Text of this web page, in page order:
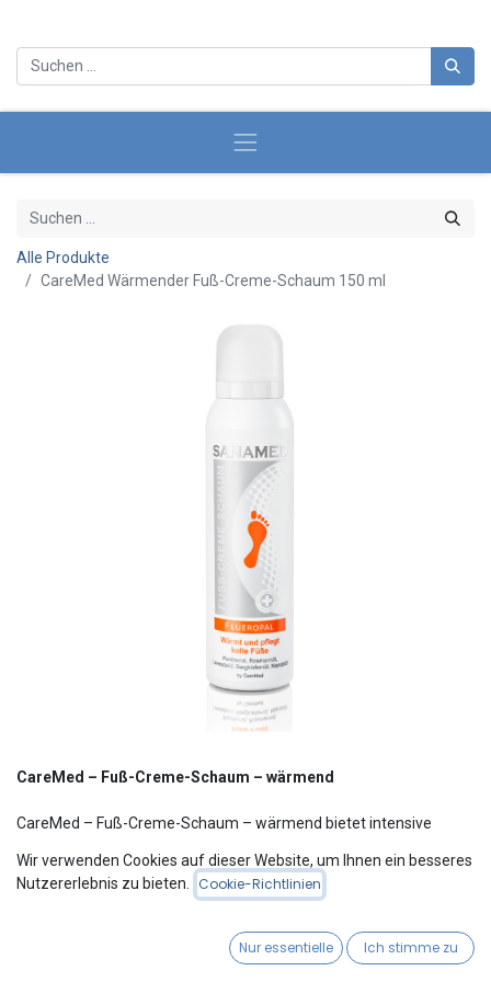
Alle Produkte
CareMed Wärmender Fuß-Creme-Schaum 150 ml
CareMed – Fuß-Creme-Schaum – wärmend
CareMed – Fuß-Creme-Schaum – wärmend bietet intensive
Die spezielle Formel aktiviert die Durchblutung und sorgt für ein
wohltuendes Wärmegefühl, das langanhaltend wirkt.
Haut mit hochwertigen Wirkstoffen.
Ideal für den täglichen Gebrauch, besonders bei kalten Füßen oder
Wir verwenden Cookies auf dieser Website, um Ihnen ein besseres
Nutzererlebnis zu bieten.
Cookie-Richtlinien
Nur essentielle Ich stimme zu